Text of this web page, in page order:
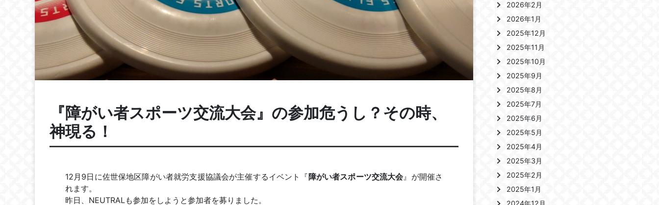
『障がい者スポーツ交流大会』の参加危うし？その時、
神現る！
12月9日に佐世保地区障がい者就労支援協議会が主催するイベント『障がい者スポーツ交流大会 』が開催さ
れます。
昨日、NEUTRALも参加をしようと参加者を募りました。
2026年2月
2026年1月
2025年12月
2025年11月
2025年10月
2025年9月
2025年8月
2025年7月
2025年6月
2025年5月
2025年4月
2025年3月
2025年2月
2025年1月